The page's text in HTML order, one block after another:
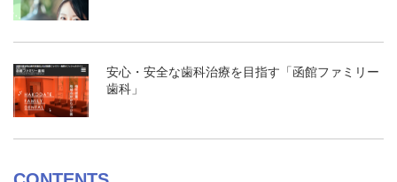
安心・安全な歯科治療を目指す「函館ファミリー
歯科」